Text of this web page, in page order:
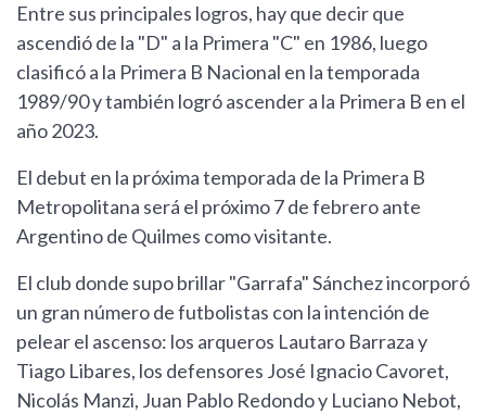
Entre sus principales logros, hay que decir que
ascendió de la "D" a la Primera "C" en 1986, luego
clasificó a la Primera B Nacional en la temporada
1989/90 y también logró ascender a la Primera B en el
año 2023.
El debut en la próxima temporada de la Primera B
Metropolitana será el próximo 7 de febrero ante
Argentino de Quilmes como visitante.
El club donde supo brillar "Garrafa" Sánchez incorporó
un gran número de futbolistas con la intención de
pelear el ascenso: los arqueros Lautaro Barraza y
Tiago Libares, los defensores José Ignacio Cavoret,
Nicolás Manzi, Juan Pablo Redondo y Luciano Nebot,